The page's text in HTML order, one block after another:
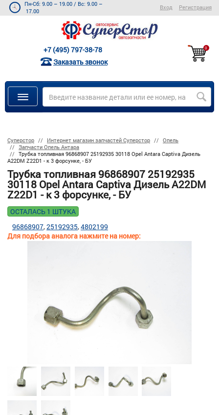
Пн-Сб: 9.00 – 19.00 / Вс: 9.00 –
17.00
Вход Регистрация
+7 (495) 797-38-78
Заказать звонок
0
Суперстор Интернет магазин запчастей Суперстор
Опель
Запчасти Опель Антара
Трубка топливная 96868907 25192935 30118 Opel Antara Captiva Дизель
A22DM Z22D1 - к 3 форсунке, - БУ
Трубка топливная 96868907 25192935
30118 Opel Antara Captiva Дизель A22DM
Z22D1 - к 3 форсунке, - БУ
ОСТАЛАСЬ 1 ШТУКА
Для подбора аналога нажмите на номер:
96868907 25192935 4802199